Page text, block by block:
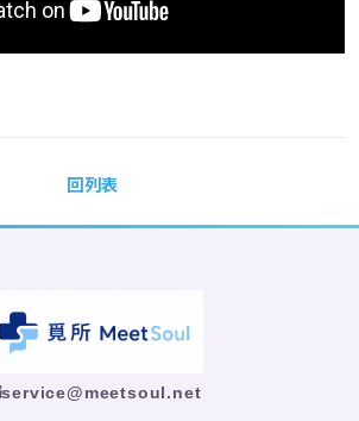
回列表
service@meetsoul.net